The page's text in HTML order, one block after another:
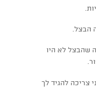
הבצל.
שהבצל לא היו
צריכה להגיד לך